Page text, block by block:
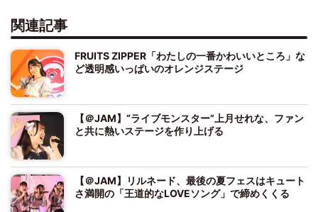
関連記事
FRUITS ZIPPER「わたしの一番かわいいところ」な
ど透明感いっぱいのオレンジステージ
【＠JAM】“ライブモンスター”上月せれな、ファン
と共に熱いステージを作り上げる
【＠JAM】リルネード、最後の夏フェスはキュート
さ満開の「王道的なLOVEソング」で締めくくる